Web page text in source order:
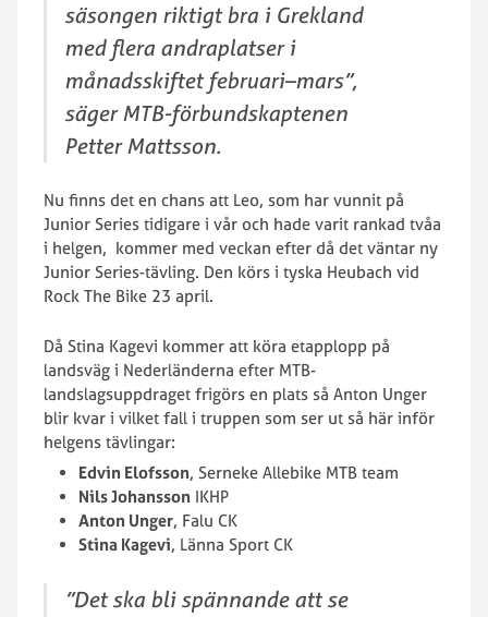
säsongen riktigt bra i Grekland
med flera andraplatser i
månadsskiftet februari–mars”,
säger MTB-förbundskaptenen
Petter Mattsson.
Nu finns det en chans att Leo, som har vunnit på
Junior Series tidigare i vår och hade varit rankad tvåa
i helgen, kommer med veckan efter då det väntar ny
Junior Series-tävling. Den körs i tyska Heubach vid
Rock The Bike 23 april.
Då Stina Kagevi kommer att köra etapplopp på
landsväg i Nederländerna efter MTB-
landslagsuppdraget frigörs en plats så Anton Unger
blir kvar i vilket fall i truppen som ser ut så här inför
helgens tävlingar:
Edvin Elofsson, Serneke Allebike MTB team
Nils Johansson IKHP
Anton Unger, Falu CK
Stina Kagevi, Länna Sport CK
”Det ska bli spännande att se